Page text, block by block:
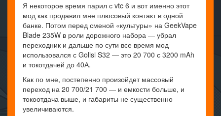
Я некоторое время парил с vtc 6 и вот именно этот
мод как продавил мне плюсовый контакт в одной
банке. Потом перед сменой «культуры» на GeekVape
Blade 235W в роли дорожного набора — убрал
переходник и дальше по сути все время мод
использовался с Golisi S32 — это 20 700 с 3200 mAh
и токотдачей до 40А.
Как по мне, постепенно произойдет массовый
переход на 20 700/21 700 — и емкости больше, и
токоотдача выше, и габариты не существенно
увеличиваются.